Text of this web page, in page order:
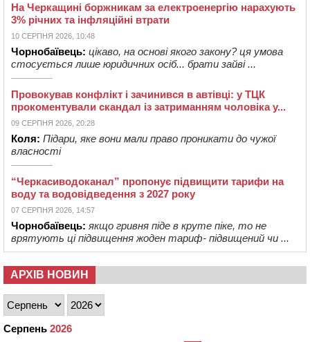
На Черкащині боржникам за електроенергію нарахують
3% річних та інфляційні втрати
10 СЕРПНЯ 2026, 10:48
Чорнобаївець: цікаво, на основі якого закону? ця умова
стосується лише юридичних осіб... брати зайві ...
Провокував конфлікт і зачинився в автівці: у ТЦК
прокоментували скандал із затриманням чоловіка у...
09 СЕРПНЯ 2026, 20:28
Коля: Підари, яке вони мали право проникати до чужої
власності
“Черкасиводоканал” пропонує підвищити тарифи на
воду та водовідведення з 2027 року
07 СЕРПНЯ 2026, 14:57
Чорнобаївець: якщо гривня піде в круте піке, то не
врятують ці підвищення жоден тариф- підвищений чи ...
АРХІВ НОВИН
Серпень 2026